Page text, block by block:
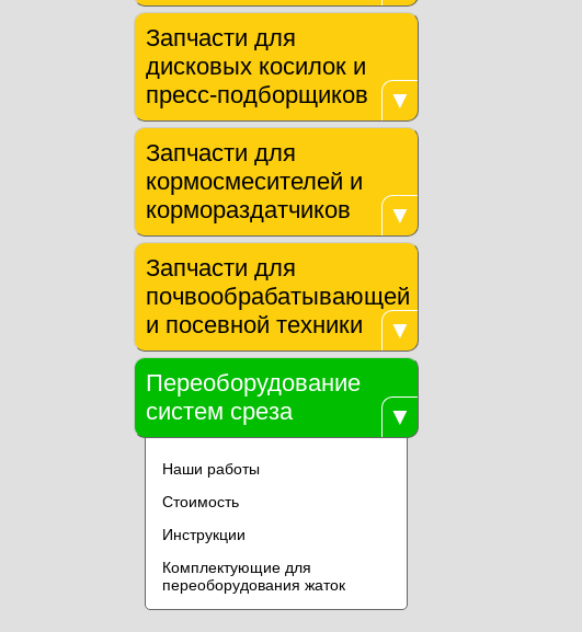
Запчасти для
дисковых косилок и
пресс-подборщиков
▼
Запчасти для
кормосмесителей и
кормораздатчиков
▼
Запчасти для
почвообрабатывающей
и посевной техники
▼
Переоборудование
систем среза
▼
Наши работы
Стоимость
Инструкции
Комплектующие для
переоборудования жаток